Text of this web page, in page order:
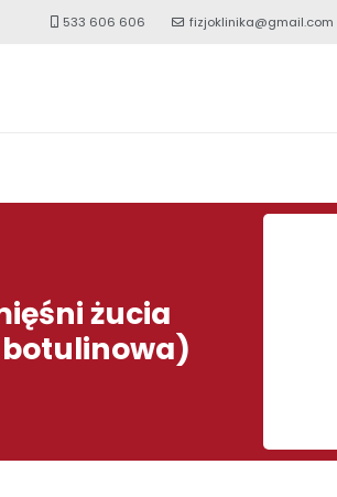
533 606 606 fizjoklinika@gmail.com
żucia